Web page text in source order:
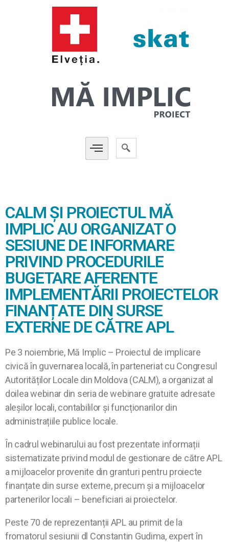
CALM ȘI PROIECTUL MĂ
IMPLIC AU ORGANIZAT O
SESIUNE DE INFORMARE
PRIVIND PROCEDURILE
BUGETARE AFERENTE
IMPLEMENTĂRII PROIECTELOR
FINANȚATE DIN SURSE
EXTERNE DE CĂTRE APL
Pe 3 noiembrie, Mă Implic – Proiectul de implicare
civică în guvernarea locală, în parteneriat cu Congresul
Autorităților Locale din Moldova (CALM), a organizat al
doilea webinar din seria de webinare gratuite adresate
aleșilor locali, contabililor și funcționarilor din
administrațiile publice locale.
În cadrul webinarului au fost prezentate informații
sistematizate privind modul de gestionare de către APL
a mijloacelor provenite din granturi pentru proiecte
finanțate din surse externe, precum şi a mijloacelor
partenerilor locali – beneficiari ai proiectelor.
Peste 70 de reprezentanții APL au primit de la
fromatorul sesiunii dl Constantin Gudima, expert în